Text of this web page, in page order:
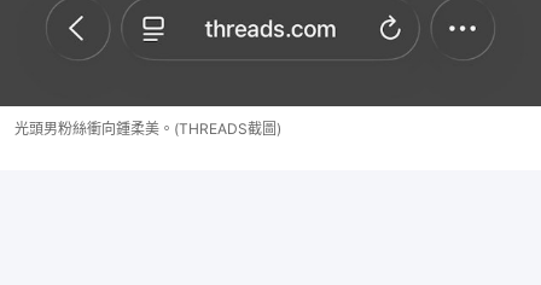
光頭男粉絲衝向鍾柔美。(THREADS截圖)